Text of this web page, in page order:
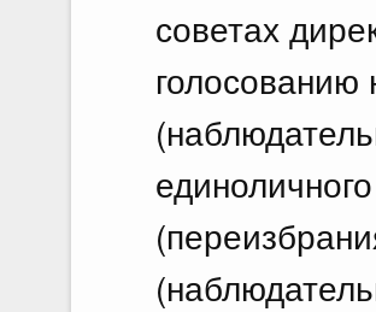
советах
голосованию